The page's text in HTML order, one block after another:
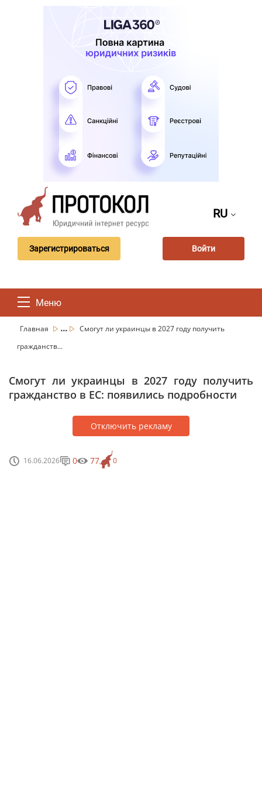
RU
Зарегистрироваться Войти
Меню
Главная ...
Смогут ли украинцы в 2027 году получить
гражданств...
Смогут ли украинцы в 2027 году получить
гражданство в ЕС: появились подробности
Отключить рекламу
16.06.2026 0
0 77